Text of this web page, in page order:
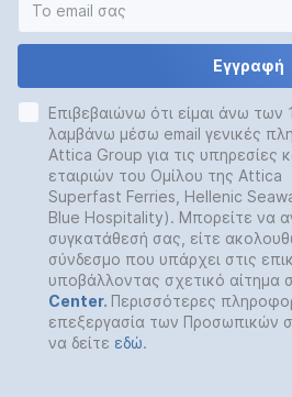
Εγγραφή
Επιβεβαιώνω ότι είμαι άνω
λαμβάνω μέσω email γενικές
Attica Group για τις υπηρεσίες
εταιριών του Ομίλου της Attica
Superfast Ferries, Hellenic
Blue Hospitality). Μπορείτε να
συγκατάθεσή σας, είτε
σύνδεσμο που υπάρχει στις
υποβάλλοντας σχετικό αίτημα
Center. Περισσότερες
επεξεργασία των Προσωπικών
να δείτε εδώ.